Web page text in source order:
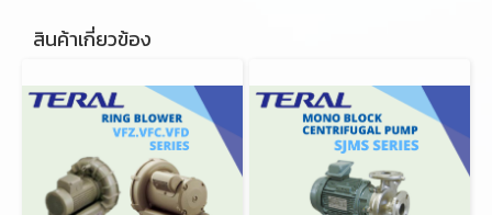
สินค้าเกี่ยวข้อง